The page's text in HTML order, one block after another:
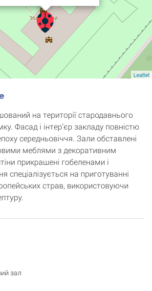
Leaflet
на території стародавнього
Фасад і інтер’єр закладу повністю
середньовіччя. Зали обставлені
меблями з декоративним
прикрашені гобеленами і
спеціалізується на приготуванні
страв, використовуючи
зал